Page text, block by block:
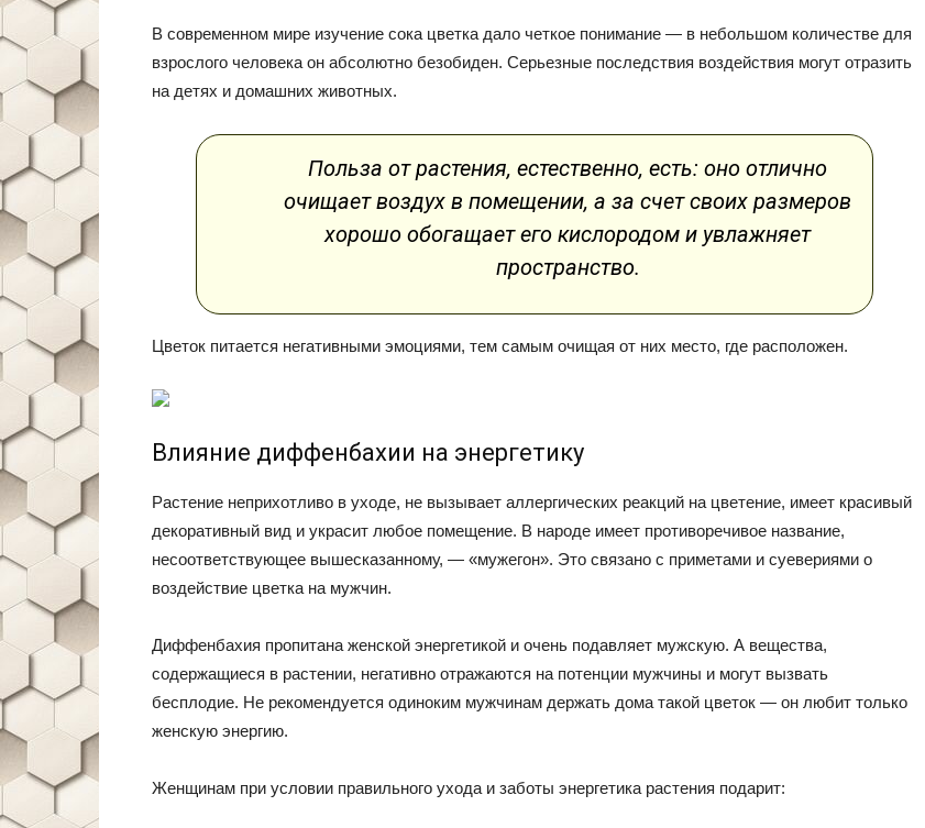
В современном мире изучение сока цветка дало четкое понимание — в небольшом количестве для
взрослого человека он абсолютно безобиден. Серьезные последствия воздействия могут отразить
на детях и домашних животных.
Польза от растения, естественно, есть: оно отлично
очищает воздух в помещении, а за счет своих размеров
хорошо обогащает его кислородом и увлажняет
пространство.
Цветок питается негативными эмоциями, тем самым очищая от них место, где расположен.
Влияние диффенбахии на энергетику
Растение неприхотливо в уходе, не вызывает аллергических реакций на цветение, имеет красивый
декоративный вид и украсит любое помещение. В народе имеет противоречивое название,
несоответствующее вышесказанному, — «мужегон». Это связано с приметами и суевериями о
воздействие цветка на мужчин.
Диффенбахия пропитана женской энергетикой и очень подавляет мужскую. А вещества,
содержащиеся в растении, негативно отражаются на потенции мужчины и могут вызвать
бесплодие. Не рекомендуется одиноким мужчинам держать дома такой цветок — он любит только
женскую энергию.
Женщинам при условии правильного ухода и заботы энергетика растения подарит: